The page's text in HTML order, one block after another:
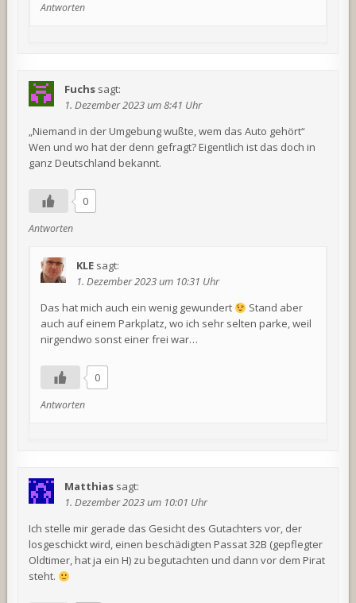
Antworten
Fuchs sagt:
1. Dezember 2023 um 8:41 Uhr
„Niemand in der Umgebung wußte, wem das Auto gehört“
Wen und wo hat der denn gefragt? Eigentlich ist das doch in
ganz Deutschland bekannt.
0
Antworten
KLE sagt:
1. Dezember 2023 um 10:31 Uhr
Das hat mich auch ein wenig gewundert
Stand aber
auch auf einem Parkplatz, wo ich sehr selten parke, weil
nirgendwo sonst einer frei war…
0
Antworten
Matthias sagt:
1. Dezember 2023 um 10:01 Uhr
Ich stelle mir gerade das Gesicht des Gutachters vor, der
losgeschickt wird, einen beschädigten Passat 32B (gepflegter
Oldtimer, hat ja ein H) zu begutachten und dann vor dem Pirat
steht.